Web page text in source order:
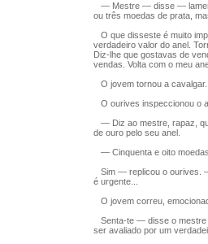
— Mestre — disse —
ou três moedas de prata,
O que disseste é muito
verdadeiro valor do anel.
Diz-lhe que gostavas de
vendas. Volta com o meu
O jovem tornou a cavalgar.
O ourives inspeccionou o
— Diz ao mestre, rapaz,
de ouro pelo seu anel.
— Cinquenta e oito
Sim — replicou o ourives.
é urgente...
O jovem correu,
Senta-te — disse o mestre
ser avaliado por um